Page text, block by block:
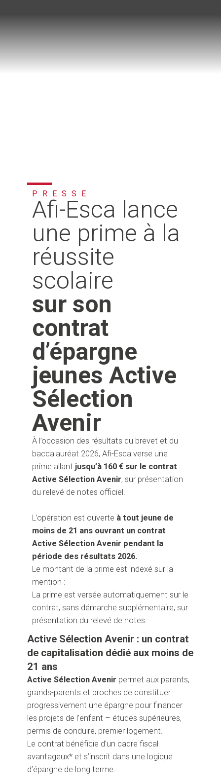
PRESSE
Afi-Esca lance
une prime à la
réussite
scolaire
sur son
contrat
d’épargne
jeunes Active
Sélection
Avenir
À l’occasion des résultats du brevet et du
baccalauréat 2026, Afi-Esca verse une
prime allant jusqu’à 160 € sur le contrat
Active Sélection Avenir, sur présentation
du relevé de notes officiel.
L’opération est ouverte à tout jeune de
moins de 21 ans ouvrant un contrat
Active Sélection Avenir pendant la
période des résultats 2026.
Le montant de la prime est indexé sur la
mention :
La prime est versée automatiquement sur le
contrat, sans démarche supplémentaire, sur
présentation du relevé de notes.
Active Sélection Avenir : un contrat
de capitalisation dédié aux moins de
21 ans
Active Sélection Avenir permet aux parents,
grands-parents et proches de constituer
progressivement une épargne pour financer
les projets de l’enfant – études supérieures,
permis de conduire, premier logement.
Le contrat bénéficie d’un cadre fiscal
avantageux* et s’inscrit dans une logique
d’épargne de long terme.